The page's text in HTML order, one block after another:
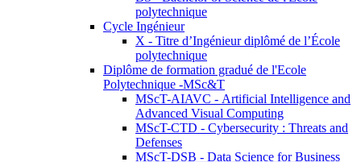
polytechnique
Cycle Ingénieur
X - Titre d’Ingénieur diplômé de l’École
polytechnique
Diplôme de formation gradué de l'Ecole
Polytechnique -MSc&T
MScT-AIAVC - Artificial Intelligence and
Advanced Visual Computing
MScT-CTD - Cybersecurity : Threats and
Defenses
MScT-DSB - Data Science for Business